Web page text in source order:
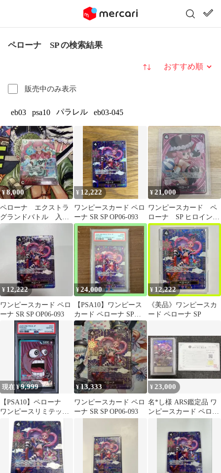
ペローナ SP の検索結果
販売中のみ表示
並び替え
eb03 psa10 パラレル eb03-045
¥8,000
ペローナ エクストラ
グランドバトル 入賞
プロモ
¥ 12,222
ワンピースカード ペロ
ーナ SR SP OP06-093
¥21,000
ワンピースカード ペ
ローナ SP ヒロインズ
エディション
¥ 12,222
ワンピースカード ペロ
ーナ SR SP OP06-093
¥24,000
【PSA10】ワンピース
カード ペローナ SP
OP06-093 SR
¥ 12,222
《美品》ワンピースカ
ード ペローナ SP
現在 ¥9,999
【PSA10】ペローナ
ワンピースリミテッド
カードコレクション
¥13,333
ワンピースカード ペロ
ーナ SR SP OP06-093
¥23,000
名*し様 ARS鑑定品 ワ
ンピースカード ペロー